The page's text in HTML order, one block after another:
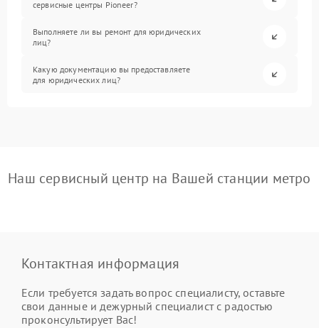
сервисные центры Pioneer?
Выполняете ли вы ремонт для юридических
лиц?
Какую документацию вы предоставляете
для юридических лиц?
Наш сервисный центр на Вашей станции метро
Контактная информация
Если требуется задать вопрос специалисту, оставьте
свои данные и дежурный специалист с радостью
проконсультирует Вас!